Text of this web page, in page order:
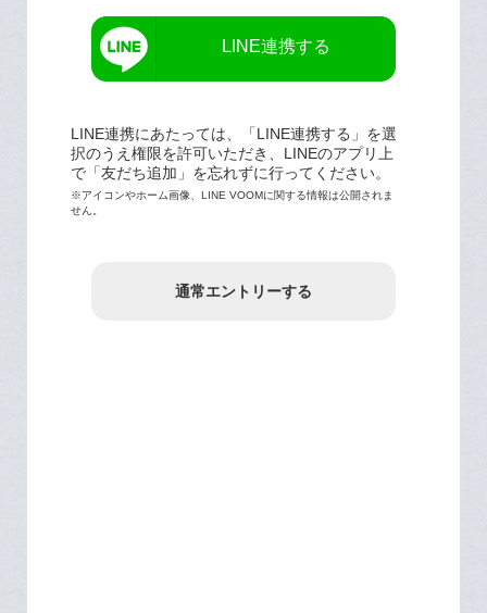
LINE連携する
LINE連携にあたっては、「LINE連携する」を選
択のうえ権限を許可いただき、LINEのアプリ上
で「友だち追加」を忘れずに行ってください。
※アイコンやホーム画像、LINE VOOMに関する情報は公開されま
せん。
通常エントリーする